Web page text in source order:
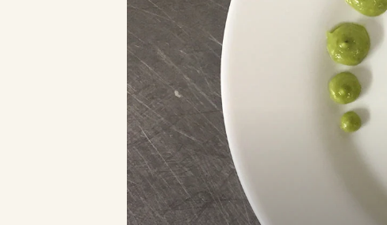
Indispensables
Épicerie sucrée
Épicerie salée